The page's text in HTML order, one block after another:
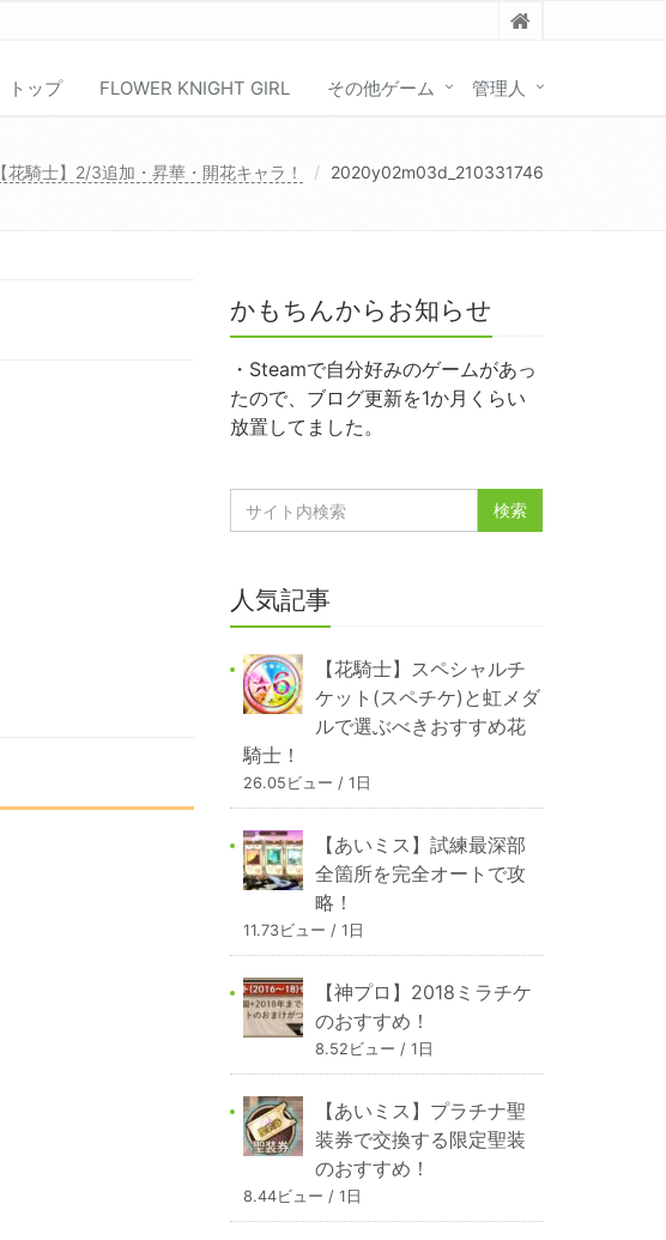
トップ FLOWER KNIGHT GIRL その他ゲーム 管理人
【花騎士】2/3追加・昇華・開花キャラ！ 2020y02m03d_210331746
かもちんからお知らせ
・Steamで自分好みのゲームがあっ
たので、ブログ更新を1か月くらい
放置してました。
人気記事
【花騎士】スペシャルチ
ケット(スペチケ)と虹メダ
ルで選ぶべきおすすめ花
騎士！
26.05ビュー / 1日
【あいミス】試練最深部
全箇所を完全オートで攻
略！
11.73ビュー / 1日
【神プロ】2018ミラチケ
のおすすめ！
8.52ビュー / 1日
【あいミス】プラチナ聖
装券で交換する限定聖装
のおすすめ！
8.44ビュー / 1日